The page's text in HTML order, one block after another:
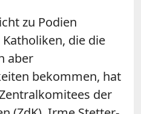
zu Podien
die die
aber
bekommen, hat
der